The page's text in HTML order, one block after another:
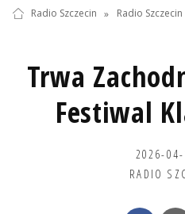
Radio Szczecin » Radio
Trwa
Festiwal
2026-
RADIO